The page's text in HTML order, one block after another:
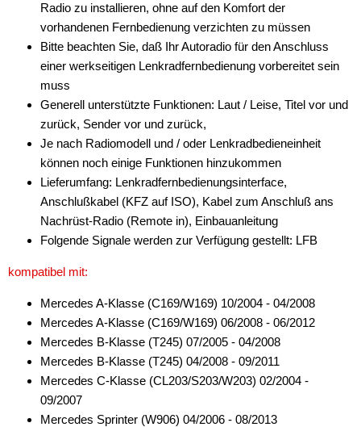
Radio zu installieren, ohne auf den Komfort der
vorhandenen Fernbedienung verzichten zu müssen
Bitte beachten Sie, daß Ihr Autoradio für den Anschluss
einer werkseitigen Lenkradfernbedienung vorbereitet sein
muss
Generell unterstützte Funktionen: Laut / Leise, Titel vor und
zurück, Sender vor und zurück,
Je nach Radiomodell und / oder Lenkradbedieneinheit
können noch einige Funktionen hinzukommen
Lieferumfang: Lenkradfernbedienungsinterface,
Anschlußkabel (KFZ auf ISO), Kabel zum Anschluß ans
Nachrüst-Radio (Remote in), Einbauanleitung
Folgende Signale werden zur Verfügung gestellt: LFB
kompatibel mit:
Mercedes A-Klasse (C169/W169) 10/2004 - 04/2008
Mercedes A-Klasse (C169/W169) 06/2008 - 06/2012
Mercedes B-Klasse (T245) 07/2005 - 04/2008
Mercedes B-Klasse (T245) 04/2008 - 09/2011
Mercedes C-Klasse (CL203/S203/W203) 02/2004 -
09/2007
Mercedes Sprinter (W906) 04/2006 - 08/2013